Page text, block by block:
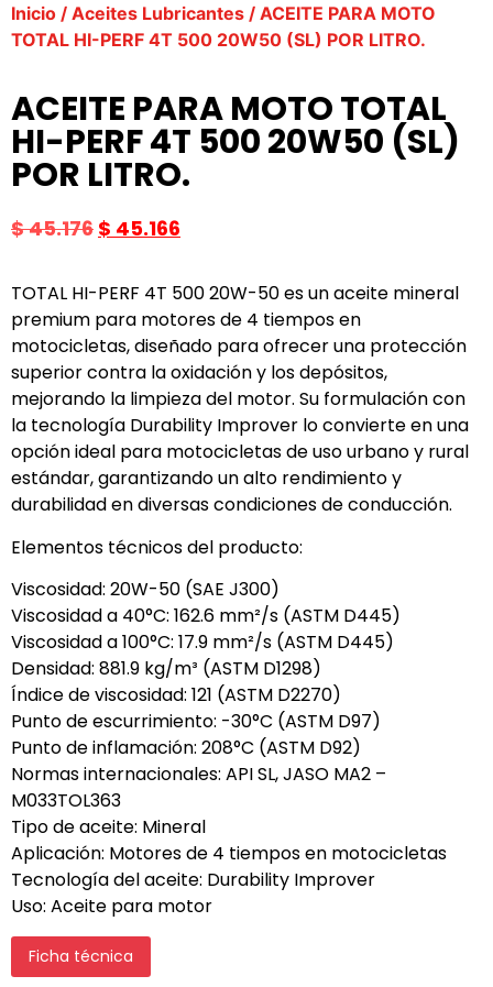
Inicio / Aceites Lubricantes / ACEITE PARA MOTO
TOTAL HI-PERF 4T 500 20W50 (SL) POR LITRO.
ACEITE PARA MOTO TOTAL
HI-PERF 4T 500 20W50 (SL)
POR LITRO.
$45.176 $ 45.166
TOTAL HI-PERF 4T 500 20W-50 es un aceite mineral
premium para motores de 4 tiempos en
motocicletas, diseñado para ofrecer una protección
superior contra la oxidación y los depósitos,
mejorando la limpieza del motor. Su formulación con
la tecnología Durability Improver lo convierte en una
opción ideal para motocicletas de uso urbano y rural
estándar, garantizando un alto rendimiento y
durabilidad en diversas condiciones de conducción.
Elementos técnicos del producto:
Viscosidad: 20W-50 (SAE J300)
Viscosidad a 40°C: 162.6 mm²/s (ASTM D445)
Viscosidad a 100°C: 17.9 mm²/s (ASTM D445)
Densidad: 881.9 kg/m³ (ASTM D1298)
Índice de viscosidad: 121 (ASTM D2270)
Punto de escurrimiento: -30°C (ASTM D97)
Punto de inflamación: 208°C (ASTM D92)
Normas internacionales: API SL, JASO MA2 –
M033TOL363
Tipo de aceite: Mineral
Aplicación: Motores de 4 tiempos en motocicletas
Tecnología del aceite: Durability Improver
Uso: Aceite para motor
Ficha técnica